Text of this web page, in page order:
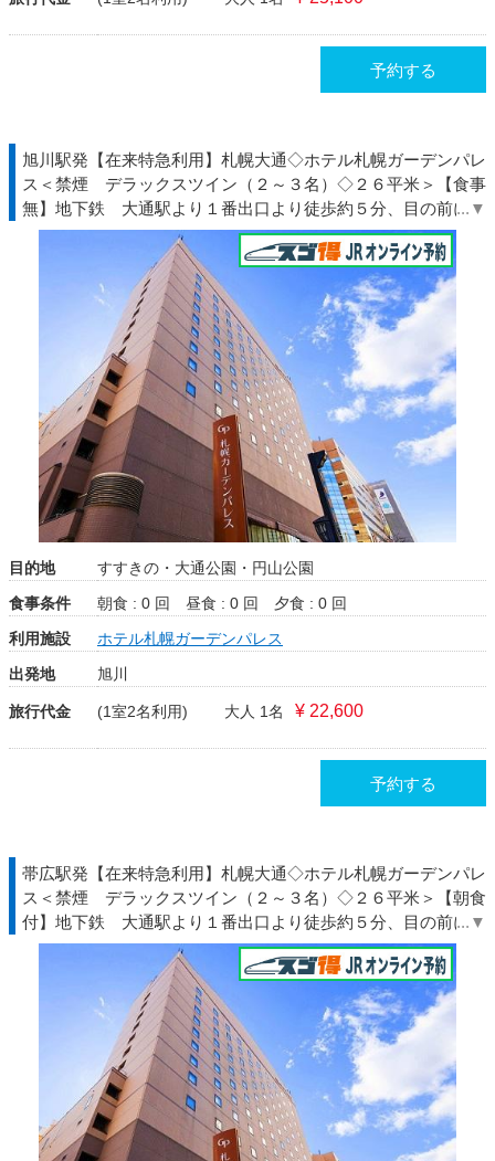
予約する
旭川駅発【在来特急利用】札幌大通◇ホテル札幌ガーデンパレ
ス＜禁煙 デラックスツイン（２～３名）◇２６平米＞【食事
無】地下鉄 大通駅より１番出口より徒歩約５分、目の前に道
庁♪◆北海道◇ＪＲきっぷ駅受取
目的地
すすきの・大通公園・円山公園
食事条件
朝食 : 0 回 昼食 : 0 回
夕食 : 0 回
利用施設
ホテル札幌ガーデンパレス
出発地
旭川
旅行代金 (1室2名利用) 大人 1名 ¥ 22,600
予約する
帯広駅発【在来特急利用】札幌大通◇ホテル札幌ガーデンパレ
ス＜禁煙 デラックスツイン（２～３名）◇２６平米＞【朝食
付】地下鉄 大通駅より１番出口より徒歩約５分、目の前に道
庁♪◆北海道◇ＪＲきっぷ駅受取